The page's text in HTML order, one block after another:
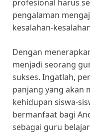
profesional harus
pengalaman
kesalahan-
Dengan
menjadi seorang
sukses. Ingatlah,
panjang yang akan
kehidupan siswa-
bermanfaat bagi
sebagai guru